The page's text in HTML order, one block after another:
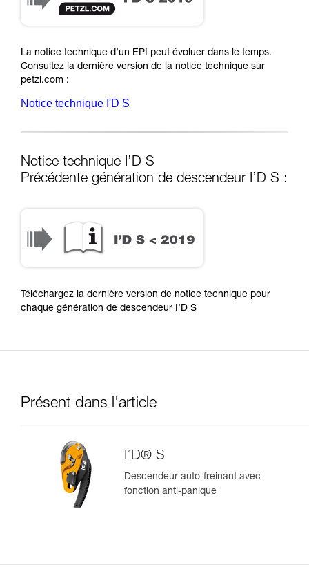
La notice technique d’un EPI peut évoluer dans le temps.
Consultez la dernière version de la notice technique sur
petzl.com :
Notice technique I'D S
Notice technique I’D S
Précédente génération de descendeur I’D S :
Téléchargez la dernière version de notice technique pour
chaque génération de descendeur I’D S
Présent dans l'article
I’D® S
Descendeur auto-freinant avec
fonction anti-panique